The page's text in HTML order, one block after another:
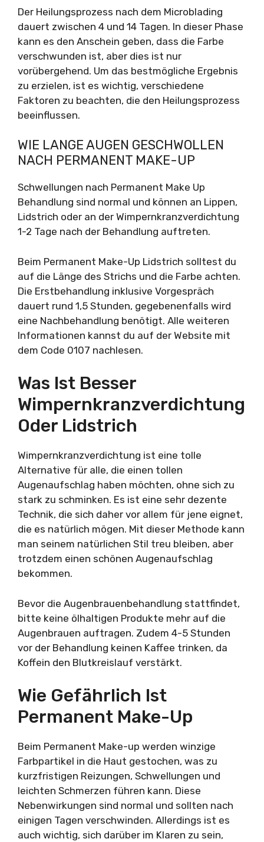
Der Heilungsprozess nach dem Microblading
dauert zwischen 4 und 14 Tagen. In dieser Phase
kann es den Anschein geben, dass die Farbe
verschwunden ist, aber dies ist nur
vorübergehend. Um das bestmögliche Ergebnis
zu erzielen, ist es wichtig, verschiedene
Faktoren zu beachten, die den Heilungsprozess
beeinflussen.
WIE LANGE AUGEN GESCHWOLLEN
NACH PERMANENT MAKE-UP
Schwellungen nach Permanent Make Up
Behandlung sind normal und können an Lippen,
Lidstrich oder an der Wimpernkranzverdichtung
1-2 Tage nach der Behandlung auftreten.
Beim Permanent Make-Up Lidstrich solltest du
auf die Länge des Strichs und die Farbe achten.
Die Erstbehandlung inklusive Vorgespräch
dauert rund 1,5 Stunden, gegebenenfalls wird
eine Nachbehandlung benötigt. Alle weiteren
Informationen kannst du auf der Website mit
dem Code 0107 nachlesen.
Was Ist Besser
Wimpernkranzverdichtung
Oder Lidstrich
Wimpernkranzverdichtung ist eine tolle
Alternative für alle, die einen tollen
Augenaufschlag haben möchten, ohne sich zu
stark zu schminken. Es ist eine sehr dezente
Technik, die sich daher vor allem für jene eignet,
die es natürlich mögen. Mit dieser Methode kann
man seinem natürlichen Stil treu bleiben, aber
trotzdem einen schönen Augenaufschlag
bekommen.
Bevor die Augenbrauenbehandlung stattfindet,
bitte keine ölhaltigen Produkte mehr auf die
Augenbrauen auftragen. Zudem 4-5 Stunden
vor der Behandlung keinen Kaffee trinken, da
Koffein den Blutkreislauf verstärkt.
Wie Gefährlich Ist
Permanent Make-Up
Beim Permanent Make-up werden winzige
Farbpartikel in die Haut gestochen, was zu
kurzfristigen Reizungen, Schwellungen und
leichten Schmerzen führen kann. Diese
Nebenwirkungen sind normal und sollten nach
einigen Tagen verschwinden. Allerdings ist es
auch wichtig, sich darüber im Klaren zu sein,